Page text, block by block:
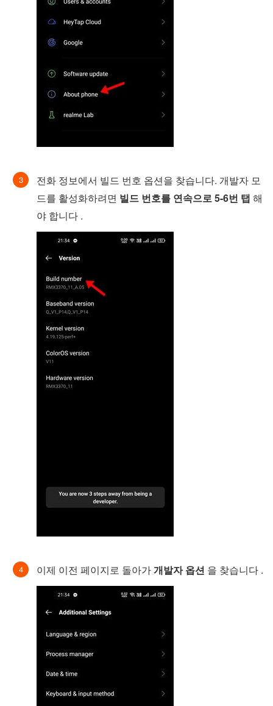
전화 정보에서 빌드 번호 옵션을 찾습니다. 개발자 모
드를 활성화하려면 빌드 번호를 연속으로 5-6번 탭 해
야 합니다 .
이제 이전 페이지로 돌아가개발자 옵션 을 찾습니다 .